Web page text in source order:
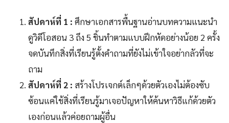
สัปดาห์ที่ 1 : ศึกษาเอกสารพื้นฐานอ่านบทความแนะนำ
ดูวิดีโอสอน 3 ถึง 5 ชิ้นทำตามแบบฝึกหัดอย่างน้อย 2 ครั้ง
จดบันทึกสิ่งที่เรียนรู้ตั้งคำถามที่ยังไม่เข้าใจอย่ากลัวที่จะ
ถาม
สัปดาห์ที่ 2 : สร้างโปรเจกต์เล็กๆด้วยตัวเองไม่ต้องซับ
ซ้อนแค่ใช้สิ่งที่เรียนรู้มาเจอปัญหาให้ค้นหาวิธีแก้ด้วยตัว
เองก่อนแล้วค่อยถามผู้อื่น